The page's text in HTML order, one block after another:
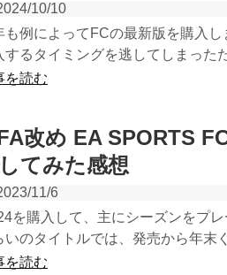
10/10
も例によってFCの最新版を購入
するタイミングを逃してしまった
を読む
改め EA SPORTS
てみた感想
11/6
を購入して、主にシーズンをプ
いのタイトルでは、発売から年末
を読む